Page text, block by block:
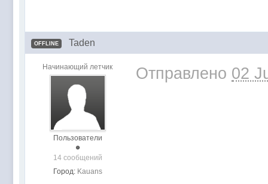
OFFLINE Taden
Начинающий летчик
Пользователи
14 сообщений
Город: Kauans
Отправлено 02